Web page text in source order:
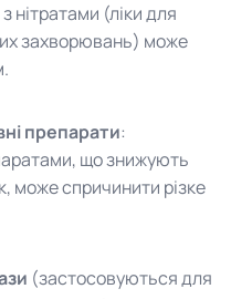
нітратами (ліки для
захворювань) може
препарати:
що знижують
може спричинити різке
(застосовуються для